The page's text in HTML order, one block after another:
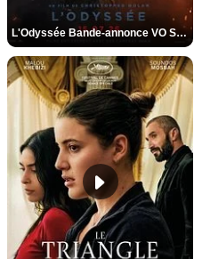
L'Odyssée Bande-annonce VO STFR